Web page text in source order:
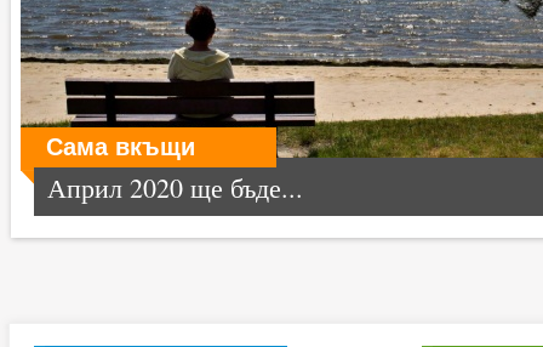
Сама вкъщи
Април 2020 ще бъде...